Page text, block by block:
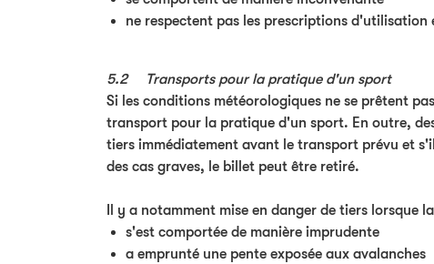
ne respectent pas les prescriptions
5.2 Transports pour la pratique d'un sport
Si les conditions météorologiques ne se prêtent
transport pour la pratique d'un sport. En outre,
tiers immédiatement avant le transport prévu et
des cas graves, le billet peut être retiré.
Il y a notamment mise en danger de tiers lorsque
s'est comportée de manière imprudente
a emprunté une pente exposée aux avalanches